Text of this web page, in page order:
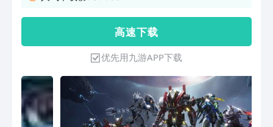
外敌，争夺资源，扩张领地。
法乐趣！ 游戏以开放世界生存为核心体
验，实现了行业创新升级：颠覆同行
的“画质革命”、科幻天王共创世界观、战
甲作战、组队捉宠、多元建造和社交，让
每个玩家都能有活可玩！
高 速 下 载
优先用九游APP下载